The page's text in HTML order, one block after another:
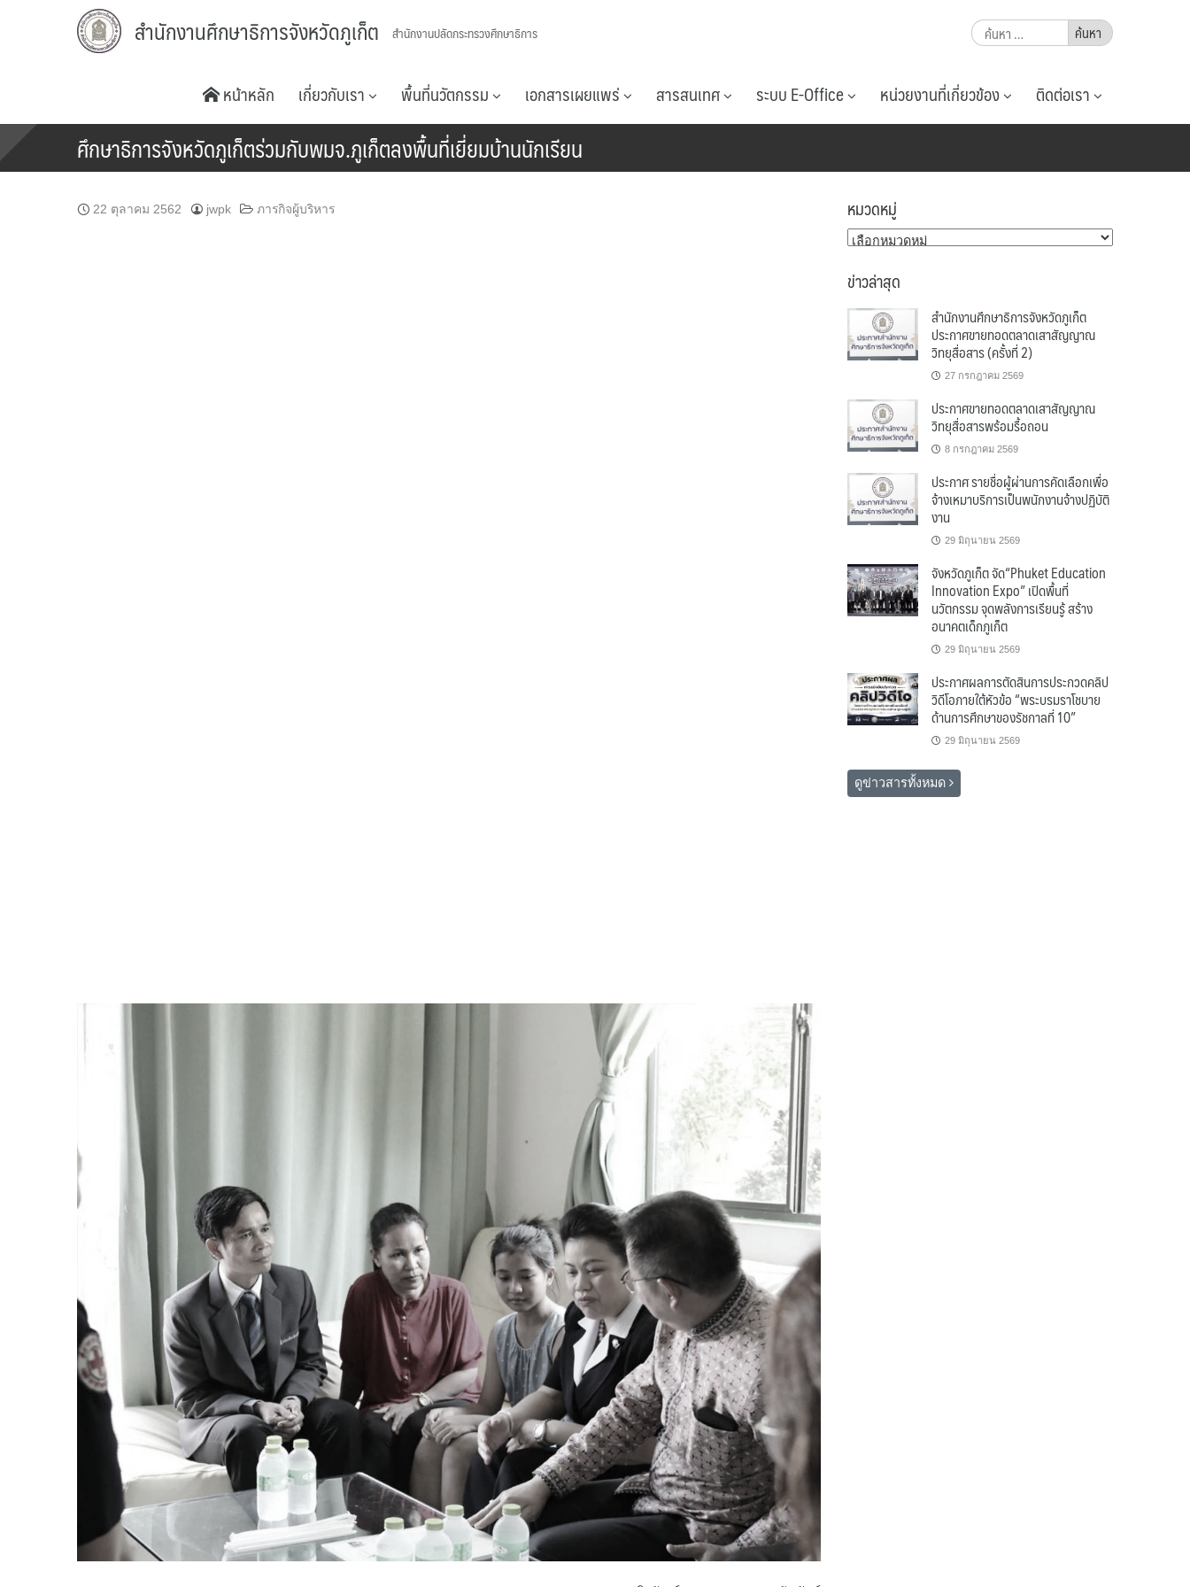
สำนักงานศึกษาธิการจังหวัดภูเก็ต สำนักงานปลัดกระทรวงศึกษาธิการ
ค้นหา
สำหรับ:
หน้าหลัก เกี่ยวกับเรา พื้นที่นวัตกรรม เอกสารเผยแพร่ สารสนเทศ ระบบ E-Office หน่วยงานที่เกี่ยวข้อง ติดต่อเรา
ศึกษาธิการจังหวัดภูเก็ตร่วมกับพมจ.ภูเก็ตลงพื้นที่เยี่ยมบ้านนักเรียน
22 ตุลาคม 2562 jwpk ภารกิจผู้บริหาร หมวดหมู่
หมวด
ข่าวล่าสุด
สำนักงานศึกษาธิการจังหวัดภูเก็ต
ประกาศขายทอดตลาดเสาสัญญาณ
วิทยุสื่อสาร (ครั้งที่ 2)
27 กรกฎาคม 2569
ประกาศขายทอดตลาดเสาสัญญาณ
วิทยุสื่อสารพร้อมรื้อถอน
8 กรกฎาคม 2569
ประกาศ รายชื่อผู้ผ่านการคัดเลือกเพื่อ
จ้างเหมาบริการเป็นพนักงานจ้างปฏิบัติ
งาน
29 มิถุนายน 2569
จังหวัดภูเก็ต จัด“Phuket Education
Innovation Expo” เปิดพื้นที่
นวัตกรรม จุดพลังการเรียนรู้ สร้าง
อนาคตเด็กภูเก็ต
29 มิถุนายน 2569
ประกาศผลการตัดสินการประกวดคลิป
วิดีโอภายใต้หัวข้อ “พระบรมราโชบาย
ด้านการศึกษาของรัชกาลที่ 10”
29 มิถุนายน 2569
ดูข่าวสารทั้งหมด